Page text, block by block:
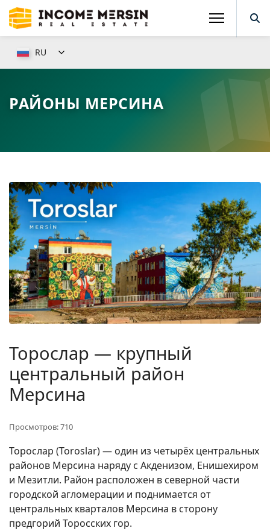
RU
РАЙОНЫ МЕРСИНА
Торослар — крупный
центральный район
Мерсина
Просмотров: 710
Торослар (Toroslar) — один из четырёх центральных
районов Мерсина наряду с Акденизом, Енишехиром
и Мезитли. Район расположен в северной части
городской агломерации и поднимается от
центральных кварталов Мерсина в сторону
предгорий Торосских гор.